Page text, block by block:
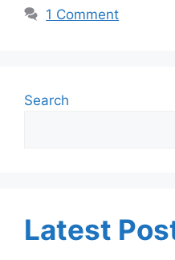
1 Comment
Search
Latest